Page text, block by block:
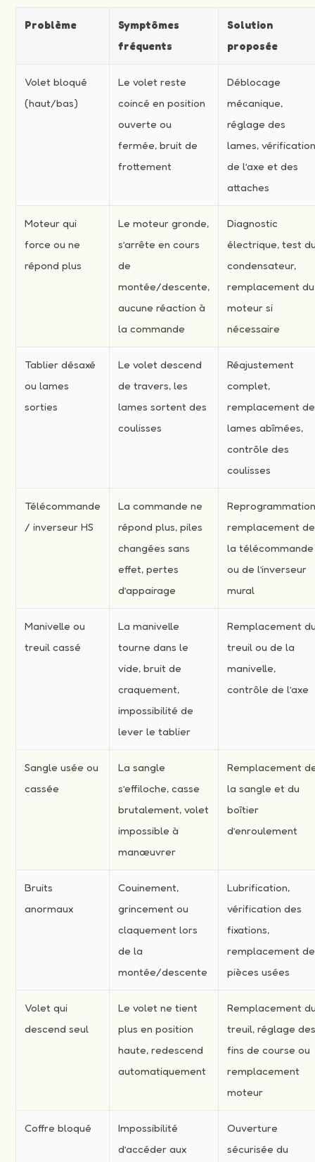
Problème
Symptômes
fréquents
Solution
proposée
Volet bloqué
(haut/bas)
Le volet reste
coincé en position
ouverte ou
fermée, bruit de
frottement
Déblocage
mécanique,
réglage des
lames,
de l’axe et des
attaches
Moteur qui
force ou ne
répond plus
Le moteur gronde,
s’arrête en cours
de
montée/descente,
aucune réaction à
la commande
Diagnostic
électrique, test
condensateur,
remplacement du
moteur si
nécessaire
Tablier désaxé
ou lames
sorties
Le volet descend
de travers, les
lames sortent des
coulisses
Réajustement
complet,
remplacement de
lames abîmées,
contrôle des
coulisses
Télécommande
/ inverseur HS
La commande ne
répond plus, piles
changées sans
effet, pertes
d’appairage
remplacement de
la télécommande
ou de l’inverseur
mural
Manivelle ou
treuil cassé
La manivelle
tourne dans le
vide, bruit de
craquement,
impossibilité de
lever le tablier
Remplacement
treuil ou de la
manivelle,
contrôle de l’axe
Sangle usée ou
cassée
La sangle
s’effiloche, casse
brutalement, volet
impossible à
manœuvrer
Remplacement
la sangle et du
boîtier
d’enroulement
Bruits
anormaux
Couinement,
grincement ou
claquement lors
de la
montée/descente
Lubrification,
vérification des
fixations,
remplacement de
pièces usées
Volet qui
descend seul
Le volet ne tient
plus en position
haute, redescend
automatiquement
Remplacement
treuil, réglage
fins de course ou
remplacement
moteur
Coffre bloqué
Impossibilité
d’accéder aux
Ouverture
sécurisée du